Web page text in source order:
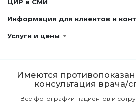
ЦИР в СМИ
Информация для клиентов и
Услуги и цены
Имеются
консультация врача/
Все фотографии пациентов и